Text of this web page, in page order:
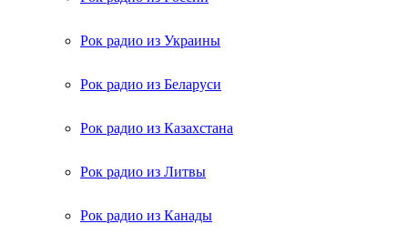
Рок радио из Украины
Рок радио из Беларуси
Рок радио из Казахстана
Рок радио из Литвы
Рок радио из Канады